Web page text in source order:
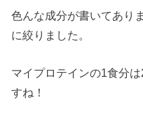
色んな成分が書いてあり
に絞りました。
マイプロテインの1食分
すね！